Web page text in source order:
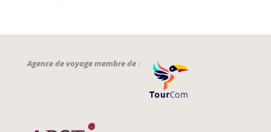
Agence de voyage membre de :